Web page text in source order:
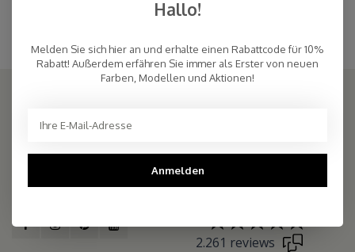
COSY & CHIC - Luxe, basic sjaals van natuurlijke materialen in vele
kleuren/Luxury basic scarves made of high quality natural yarns
2.261 reviews
Hallo!
Melden Sie sich hier an und erhalte einen Rabattcode für 10%
Rabatt! Außerdem erfähren Sie immer als Erster von neuen
Farben, Modellen und Aktionen!
Anmelden